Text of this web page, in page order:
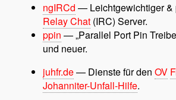
ngIRCd — Leichtgewichtiger &
Relay Chat (IRC) Server.
ppin — Parallel Port Pin
und neuer.
juhfr.de— Dienste für den OV
Johanniter-Unfall-Hilfe.